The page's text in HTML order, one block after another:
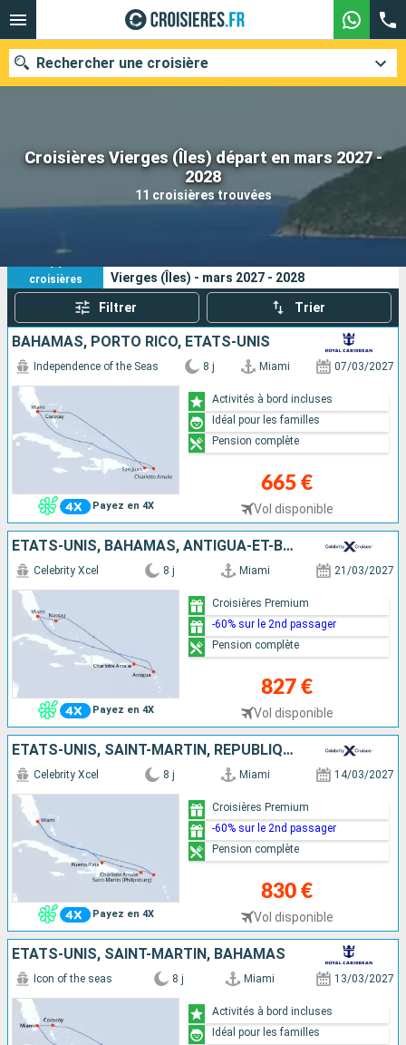
Croisières Vierges (Îles) départ en mars 2027 -
2028
11 croisières trouvées
Rechercher une croisière
Nos destinations
Mois de départ
Ports
Rechercher
11
croisières
Vierges (Îles) - mars 2027 - 2028
Filtrer Trier
BAHAMAS, PORTO RICO, ÉTATS-UNIS
Payez en 4X
Independence of the Seas 8 j Miami 07/03/2027
665 €
Vol disponible
Activités à bord incluses
Idéal pour les familles
Pension complète
ÉTATS-UNIS, BAHAMAS, ANTIGUA-ET-BARBUDA
Payez en 4X
Celebrity Xcel 8 j Miami 21/03/2027
827 €
Vol disponible
Croisières Premium
-60% sur le 2nd passager
Pension complète
ÉTATS-UNIS, SAINT-MARTIN, RÉPUBLIQUE DOMINICAINE
Payez en 4X
Celebrity Xcel 8 j Miami 14/03/2027
830 €
Vol disponible
Croisières Premium
-60% sur le 2nd passager
Pension complète
ÉTATS-UNIS, SAINT-MARTIN, BAHAMAS
Icon of the seas 8 j Miami 13/03/2027
Activités à bord incluses
Idéal pour les familles